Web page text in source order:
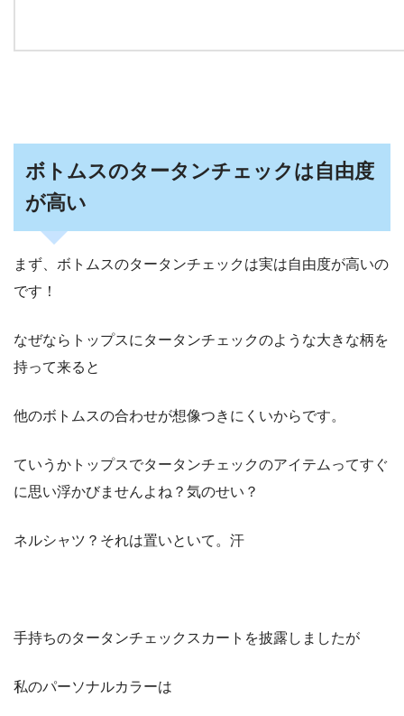
ボトムスのタータンチェックは自由度
が高い
まず、ボトムスのタータンチェックは実は自由度が高いの
です！
なぜならトップスにタータンチェックのような大きな柄を
持って来ると
他のボトムスの合わせが想像つきにくいからです。
ていうかトップスでタータンチェックのアイテムってすぐ
に思い浮かびませんよね？気のせい？
ネルシャツ？それは置いといて。汗
手持ちのタータンチェックスカートを披露しましたが
私のパーソナルカラーは